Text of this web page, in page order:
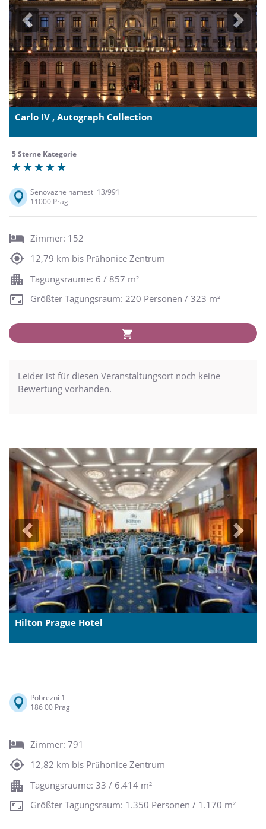
Previous Next
Carlo IV , Autograph Collection
5 Sterne Kategorie
Senovazne namesti 13/991
11000 Prag
Zimmer: 152
12,79 km bis Prŭhonice Zentrum
Tagungsräume: 6 / 857 m²
Größter Tagungsraum: 220 Personen / 323 m²
Leider ist für diesen Veranstaltungsort noch keine
Bewertung vorhanden.
Previous Next
Hilton Prague Hotel
Pobrezni 1
186 00 Prag
Zimmer: 791
12,82 km bis Prŭhonice Zentrum
Tagungsräume: 33 / 6.414 m²
Größter Tagungsraum: 1.350 Personen / 1.170 m²